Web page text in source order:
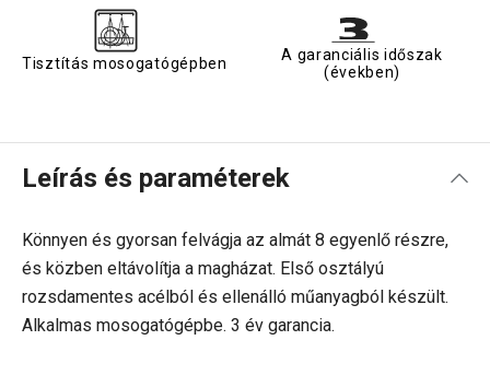
Tisztítás mosogatógépben
A garanciális időszak
(években)
Leírás és paraméterek
Könnyen és gyorsan felvágja az almát 8 egyenlő részre,
és közben eltávolítja a magházat. Első osztályú
rozsdamentes acélból és ellenálló műanyagból készült.
Alkalmas mosogatógépbe. 3 év garancia.